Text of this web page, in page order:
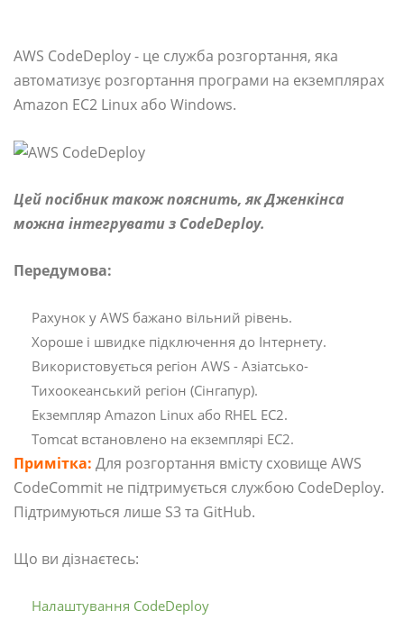
AWS CodeDeploy - це служба розгортання, яка
автоматизує розгортання програми на екземплярах
Amazon EC2 Linux або Windows.
Цей посібник також пояснить, як Дженкінса
можна інтегрувати з CodeDeploy.
Передумова:
Рахунок у AWS бажано вільний рівень.
Хороше і швидке підключення до Інтернету.
Використовується регіон AWS - Азіатсько-
Тихоокеанський регіон (Сінгапур).
Екземпляр Amazon Linux або RHEL EC2.
Tomcat встановлено на екземплярі EC2.
Примітка: Для розгортання вмісту сховище AWS
CodeCommit не підтримується службою CodeDeploy.
Підтримуються лише S3 та GitHub.
Що ви дізнаєтесь:
Налаштування CodeDeploy